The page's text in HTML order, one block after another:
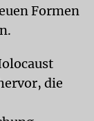
Formen
die